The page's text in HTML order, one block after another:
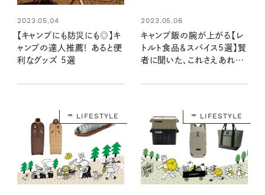
2023.05.04
【キャンプにも防災にも◎】キ
ャンプの達人推薦！ あると便
利なグッズ 5選
2023.05.06
キャンプ飯の腕が上がる【レ
トルト食品＆スパイス5選】賢
者に聞いた、これさえあれば
LIFESTYLE LIFESTYLE